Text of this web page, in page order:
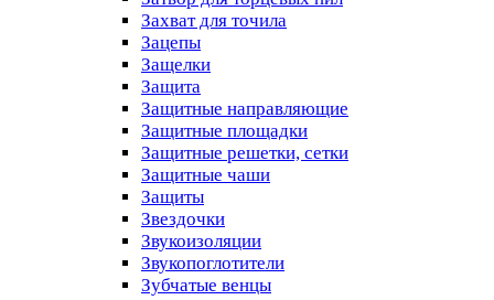
Захват для точила
Зацепы
Защелки
Защита
Защитные направляющие
Защитные площадки
Защитные решетки, сетки
Защитные чаши
Защиты
Звездочки
Звукоизоляции
Звукопоглотители
Зубчатые венцы